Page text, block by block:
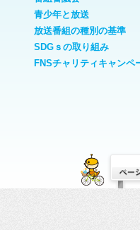
青少年と放送
放送番組の種別の基準
SDGｓの取り組み
FNSチャリティキャンペ